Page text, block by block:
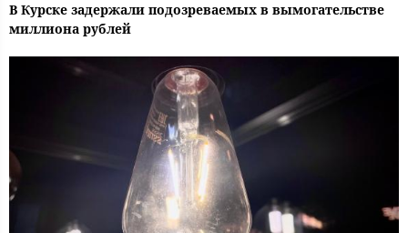
В Курске задержали подозреваемых в вымогательстве
миллиона рублей